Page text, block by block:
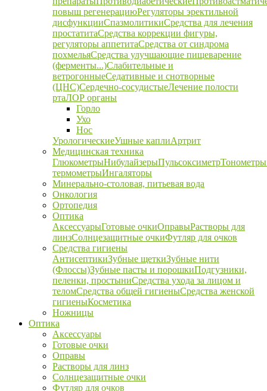
повыш регенерациюРегуляторы эректильной
дисфункцииСпазмолитикиСредства для лечения
простатитаСредства коррекции фигуры,
регуляторы аппетитаСредства от синдрома
похмельяСредства улучшающие пищеварение
(ферменты...)Слабительные и
ветрогонныеСедативные и снотворные
(ЦНС)Сердечно-сосудистыеЛечение полости
ртаЛОР органы
Горло
Ухо
Нос
УрологическиеУшные каплиАртрит
Медицинская техника
ГлюкометрыНибулайзерыПульсоксиметрТонометры
термометрыИнгаляторы
Минерально-столовая, питьевая вода
Онкология
Ортопедия
Оптика
АксессуарыГотовые очкиОправыРастворы для
линзСолнцезащитные очкиФутляр для очков
Средства гигиены
АнтисептикиЗубные щеткиЗубные нити
(Флоссы)Зубные пасты и порошкиПодгузники,
пеленки, простыниСредства ухода за лицом и
теломСредства общей гигиеныСредства женской
гигиеныКосметика
Ножницы
Оптика
Аксессуары
Готовые очки
Оправы
Растворы для линз
Солнцезащитные очки
Футляр для очков